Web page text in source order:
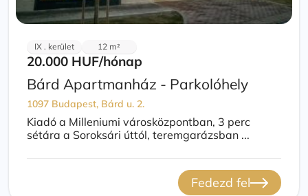
IX . kerület 12 m²
20.000 HUF/hónap
Bárd Apartmanház - Parkolóhely
1097 Budapest, Bárd u. 2.
Kiadó a Milleniumi városközpontban, 3 perc
sétára a Soroksári úttól, teremgarázsban ...
Fedezd fel